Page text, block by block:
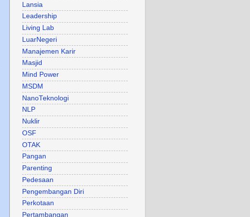
Lansia
Leadership
Living Lab
LuarNegeri
Manajemen Karir
Masjid
Mind Power
MSDM
NanoTeknologi
NLP
Nuklir
OSF
OTAK
Pangan
Parenting
Pedesaan
Pengembangan Diri
Perkotaan
Pertambangan